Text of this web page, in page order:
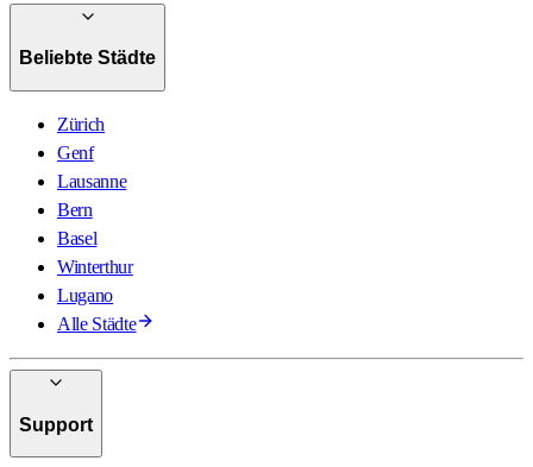
Beliebte Städte
Zürich
Genf
Lausanne
Bern
Basel
Winterthur
Lugano
Alle Städte
Support